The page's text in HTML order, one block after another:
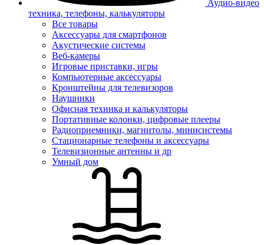
Аудио-видео
техника, телефоны, калькуляторы
Все товары
Аксессуары для смартфонов
Акустические системы
Веб-камеры
Игровые приставки, игры
Компьютерные аксессуары
Кронштейны для телевизоров
Наушники
Офисная техника и калькуляторы
Портативные колонки, цифровые плееры
Радиоприемники, магнитолы, минисистемы
Стационарные телефоны и аксессуары
Телевизионные антенны и др
Умный дом